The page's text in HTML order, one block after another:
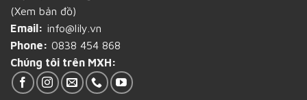
(Xem bản đồ)
Email: info@lily.vn
Phone: 0838 454 868
Chúng tôi trên MXH: